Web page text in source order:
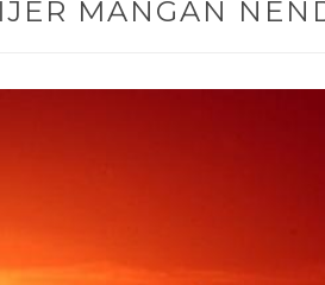
MANGAN